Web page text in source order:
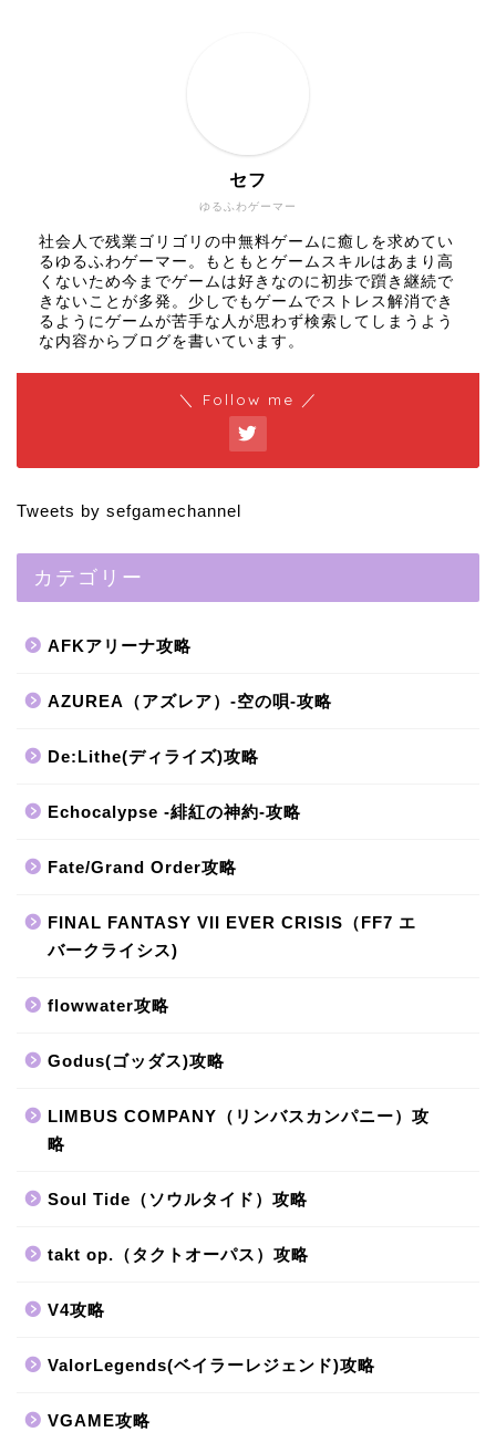
ゆるふわゲーマー
セフ
社会人で残業ゴリゴリの中無料ゲームに癒しを求めてい
るゆるふわゲーマー。もともとゲームスキルはあまり高
くないため今までゲームは好きなのに初歩で躓き継続で
きないことが多発。少しでもゲームでストレス解消でき
るようにゲームが苦手な人が思わず検索してしまうよう
な内容からブログを書いています。
＼ Follow me ／
Tweets by sefgamechannel
カテゴリー
AFKアリーナ攻略
AZUREA（アズレア）-空の唄-攻略
De:Lithe(ディライズ)攻略
Echocalypse -緋紅の神約-攻略
Fate/Grand Order攻略
FINAL FANTASY VII EVER CRISIS（FF7 エ
バークライシス)
flowwater攻略
Godus(ゴッダス)攻略
LIMBUS COMPANY（リンバスカンパニー）攻
略
Soul Tide（ソウルタイド）攻略
takt op.（タクトオーパス）攻略
V4攻略
ValorLegends(ベイラーレジェンド)攻略
VGAME攻略